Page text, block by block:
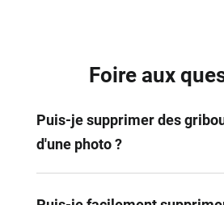
Foire aux
Puis-je supprimer des
d'une photo ?